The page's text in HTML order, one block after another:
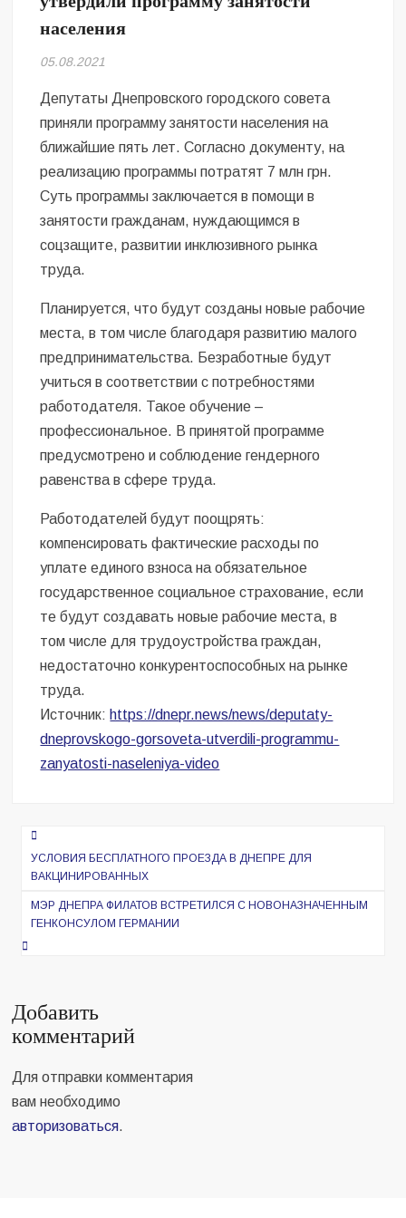
Безугла закликає валити Сирського
Світові бренди одягу та взуття: розвиток ринку та вплив на
сучасну моду
навколо керівництва армії
населения
05.08.2021
Депутаты Днепровского городского совета
приняли программу занятости населения на
ближайшие пять лет. Согласно документу, на
реализацию программы потратят 7 млн грн.
Суть программы заключается в помощи в
занятости гражданам, нуждающимся в
соцзащите, развитии инклюзивного рынка
труда.
Планируется, что будут созданы новые рабочие
места, в том числе благодаря развитию малого
предпринимательства. Безработные будут
учиться в соответствии с потребностями
работодателя. Такое обучение –
профессиональное. В принятой программе
предусмотрено и соблюдение гендерного
равенства в сфере труда.
Работодателей будут поощрять:
компенсировать фактические расходы по
уплате единого взноса на обязательное
государственное социальное страхование, если
те будут создавать новые рабочие места, в
том числе для трудоустройства граждан,
недостаточно конкурентоспособных на рынке
труда.
Источник: https://dnepr.news/news/deputaty-
dneprovskogo-gorsoveta-utverdili-programmu-
zanyatosti-naseleniya-video
Навигация
по
записям
УСЛОВИЯ БЕСПЛАТНОГО ПРОЕЗДА В ДНЕПРЕ ДЛЯ
ВАКЦИНИРОВАННЫХ
МЭР ДНЕПРА ФИЛАТОВ ВСТРЕТИЛСЯ С НОВОНАЗНАЧЕННЫМ
ГЕНКОНСУЛОМ ГЕРМАНИИ
Добавить
комментарий
Для отправки комментария
вам необходимо
авторизоваться.